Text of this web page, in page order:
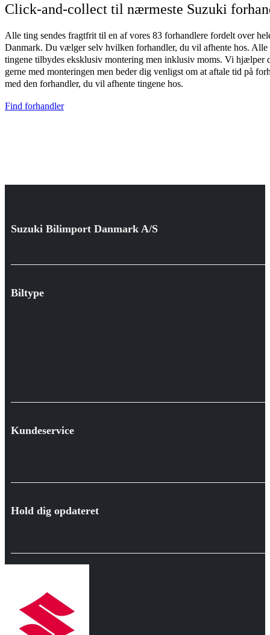
Click-and-collect til nærmeste Suzuki
Alle ting sendes fragtfrit til en af vores 83 forhandlere fordelt over
Danmark. Du vælger selv hvilken forhandler, du vil afhente hos. Alle
tingene tilbydes eksklusiv montering men inklusiv moms. Vi hjælper
gerne med monteringen men beder dig venligst om at aftale tid på
med den forhandler, du vil afhente tingene hos.
Find forhandler
Suzuki Bilimport Danmark A/S
Biltype
Kundeservice
Hold dig opdateret